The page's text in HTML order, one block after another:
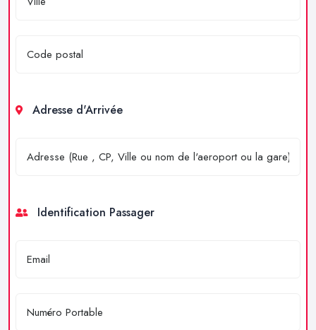
Adresse d'Arrivée
Identification Passager